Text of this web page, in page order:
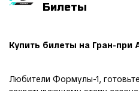
Билеты
Купить билеты на Гран-при
Любители Формулы-1,